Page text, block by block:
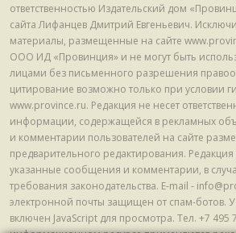
ответственностью Издательский дом
сайта Лифанцев Дмитрий Евгеньевич.
материалы, размещенные на сайте
ООО ИД «Провинция» и не могут быть
лицами без письменного разрешения
цитирование возможно только при условии
www.province.ru. Редакция не несет
информации, содержащейся в рекламных
и комментарии пользователей на сайте
предварительного редактирования. Редакция
указанные сообщения и комментарии, в
требования законодательства. E-mail -
электронной почты защищен от спам-ботов.
включен JavaScript для просмотра. Tел. +7 495